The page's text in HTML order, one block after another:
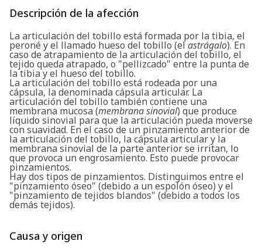
Descripción de la afección
La articulación del tobillo está formada por la tibia, el
peroné y el llamado hueso del tobillo (elastrágalo). En
caso de atrapamiento de la articulación del tobillo, el
tejido queda atrapado, o "pellizcado" entre la punta de
la tibia y el hueso del tobillo.
La articulación del tobillo está rodeada por una
cápsula, la denominada cápsula articular. La
articulación del tobillo también contiene una
membrana mucosa (membrana sinovial) que produce
líquido sinovial para que la articulación pueda moverse
con suavidad. En el caso de un pinzamiento anterior de
la articulación del tobillo, la cápsula articular y la
membrana sinovial de la parte anterior se irritan, lo
que provoca un engrosamiento. Esto puede provocar
pinzamientos.
Hay dos tipos de pinzamientos. Distinguimos entre el
"pinzamiento óseo" (debido a un espolón óseo) y el
"pinzamiento de tejidos blandos" (debido a todos los
demás tejidos).
Causa y origen